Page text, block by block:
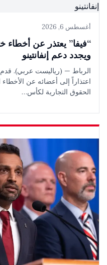
أغسطس 6, 2026
“فيفا” يعتذر عن
ويجدد دعم إنفانتينو
الرباط — (رياليست عربي). قدم
اعتذاراً إلى أعضائه عن
الحقوق التجارية لكأس…